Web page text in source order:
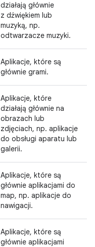
działają głównie
z dźwiękiem lub
muzyką, np.
odtwarzacze muzyki.
Aplikacje, które są
głównie grami.
Aplikacje, które
działają głównie na
obrazach lub
zdjęciach, np. aplikacje
do obsługi aparatu lub
galerii.
Aplikacje, które są
głównie aplikacjami do
map, np. aplikacje do
nawigacji.
Aplikacje, które są
głównie aplikacjami